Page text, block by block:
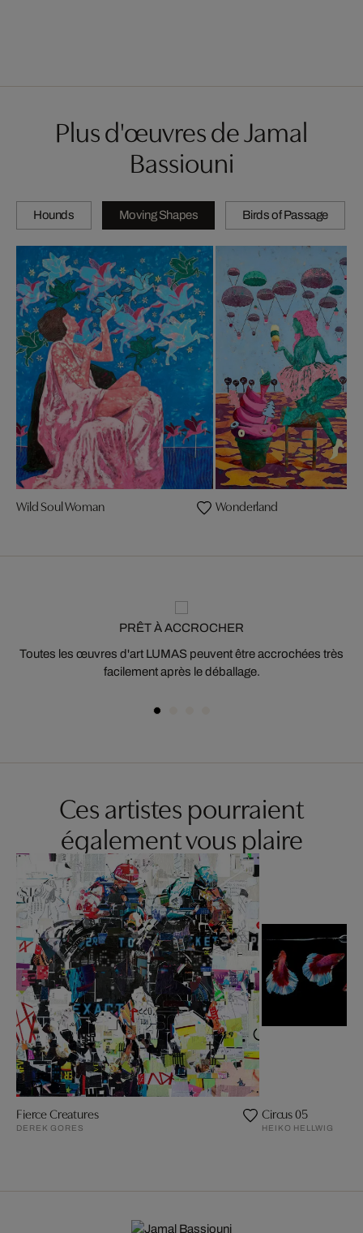
Plus d'œuvres de Jamal
Bassiouni
Hounds Moving Shapes Birds of Passage
Wild Soul Woman Wonderland
PRÊT À ACCROCHER
Toutes les œuvres d'art LUMAS peuvent être accrochées très
facilement après le déballage.
Ces artistes pourraient
également vous plaire
Fierce Creatures
DEREK GORES
Circus 05
HEIKO HELLWIG